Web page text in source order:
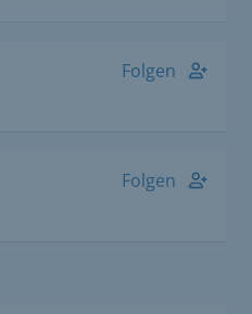
Folgen
Folgen